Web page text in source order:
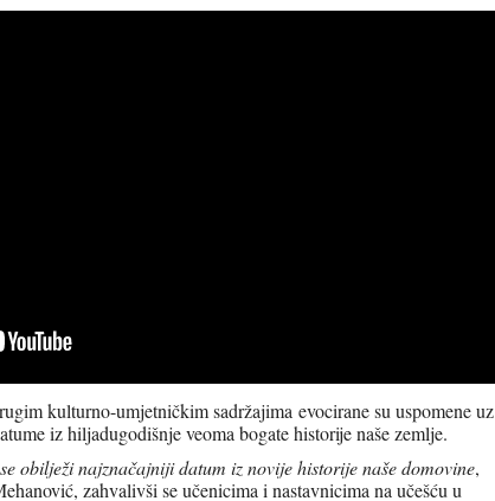
kulturno-umjetničkim sadržajima evocirane su uspomene uz
iz hiljadugodišnje veoma bogate historije naše zemlje.
obilježi najznačajniji datum iz novije historije naše domovine,
zahvalivši se učenicima i nastavnicima na učešću u